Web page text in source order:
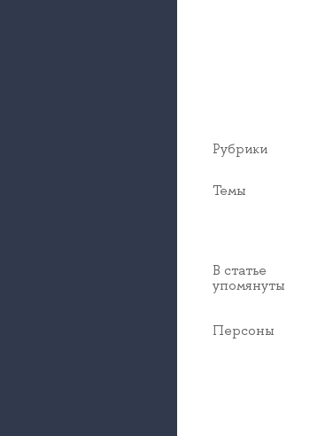
Рубрики
Темы
В статье
упомянуты
Персоны